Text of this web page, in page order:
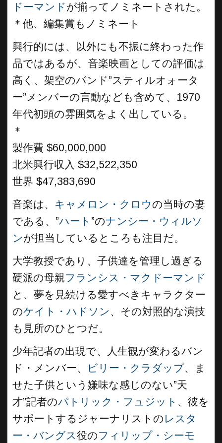
ドーマンドが揃ってノミネートされた。
＊他、編集賞もノミネート
興行的には、以外にも不振に終わった作
品ではあるが、音楽映画としての評価は
高く、架空のバンド”スティルオォータ
ー”メンバーの言動なども含めて、1970
年代初頭の雰囲気をよく出している。
＊
製作費 $60,000,000
北米興行収入 $32,522,350
世界 $47,383,690
音楽は、 キャメロン・クロウの当時の妻
である、”ハート ”のナンシー・ウィルソ
ンが担当しているところも注目だ。
大学教授であり、子供達を管理し過ぎる
硬派の母親フランシス・マクドーマンド
と、夢を見続ける愛すべきキャラクター
のケイト・ハドソン 、その対照的な演技
も見所のひとつだ。
少年記者の出現で、人生観が変わるバン
ド・メンバー、
ビリー・クラダップ、ま
せた子供という嫌味な感じのない”天
才”記者のパトリック・フュジット 、彼を
サポートするジャーナリストの レスタ
ー・バングス役のフィリップ・シーモ